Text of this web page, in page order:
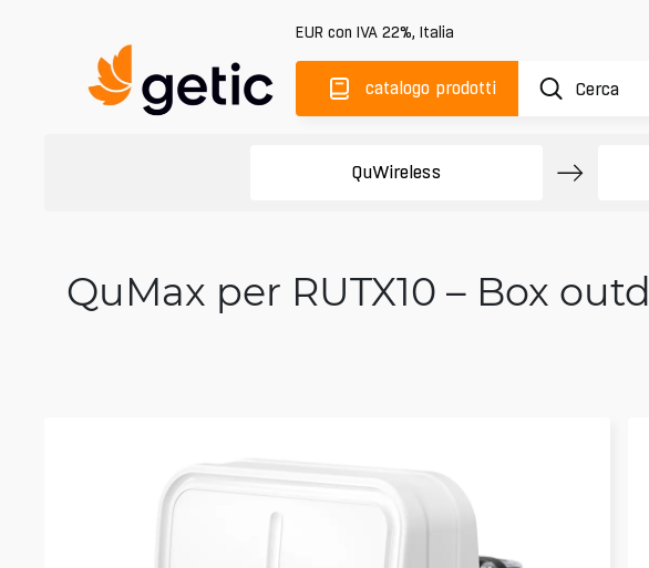
EUR con IVA 22%, Italia
catalogo prodotti
QuWireless
QuMax per RUTX10 – Box